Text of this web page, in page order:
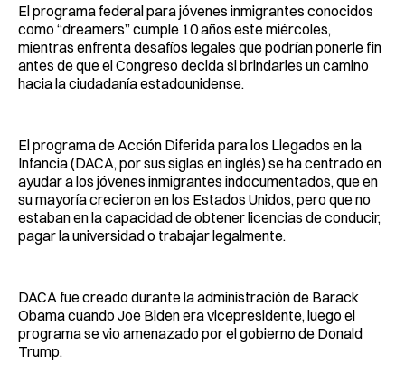
El programa federal para jóvenes inmigrantes conocidos
como “dreamers” cumple 10 años este miércoles,
mientras enfrenta desafíos legales que podrían ponerle fin
antes de que el Congreso decida si brindarles un camino
hacia la ciudadanía estadounidense.
El programa de Acción Diferida para los Llegados en la
Infancia (DACA, por sus siglas en inglés) se ha centrado en
ayudar a los jóvenes inmigrantes indocumentados, que en
su mayoría crecieron en los Estados Unidos, pero que no
estaban en la capacidad de obtener licencias de conducir,
pagar la universidad o trabajar legalmente.
DACA fue creado durante la administración de Barack
Obama cuando Joe Biden era vicepresidente, luego el
programa se vio amenazado por el gobierno de Donald
Trump.